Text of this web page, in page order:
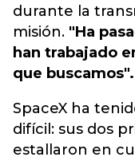
durante la
misión. "Ha
han trabajado
que buscamos".
SpaceX ha
difícil: sus dos
estallaron en